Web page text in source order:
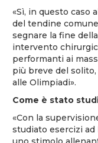
«Sì, in questo caso
del tendine
segnare la fine
intervento
performanti ai
più breve del
alle Olimpiadi».
Come è stato
«Con la
studiato esercizi